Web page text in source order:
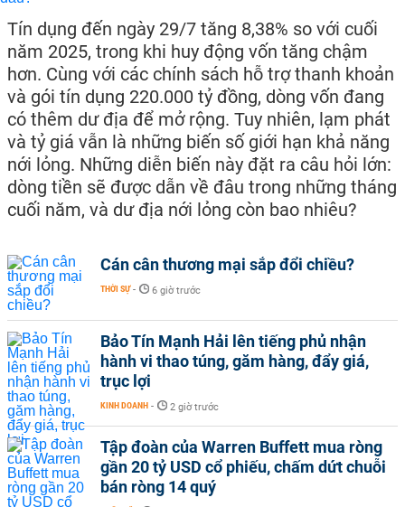
Tín dụng đến ngày 29/7 tăng 8,38% so với cuối
năm 2025, trong khi huy động vốn tăng chậm
hơn. Cùng với các chính sách hỗ trợ thanh khoản
và gói tín dụng 220.000 tỷ đồng, dòng vốn đang
có thêm dư địa để mở rộng. Tuy nhiên, lạm phát
và tỷ giá vẫn là những biến số giới hạn khả năng
nới lỏng. Những diễn biến này đặt ra câu hỏi lớn:
dòng tiền sẽ được dẫn về đâu trong những tháng
cuối năm, và dư địa nới lỏng còn bao nhiêu?
Cán cân thương mại sắp đổi chiều?
THỜI SỰ - 6 giờ trước
Bảo Tín Mạnh Hải lên tiếng phủ nhận
hành vi thao túng, găm hàng, đẩy giá,
trục lợi
KINH DOANH - 2 giờ trước
Tập đoàn của Warren Buffett mua ròng
gần 20 tỷ USD cổ phiếu, chấm dứt chuỗi
bán ròng 14 quý